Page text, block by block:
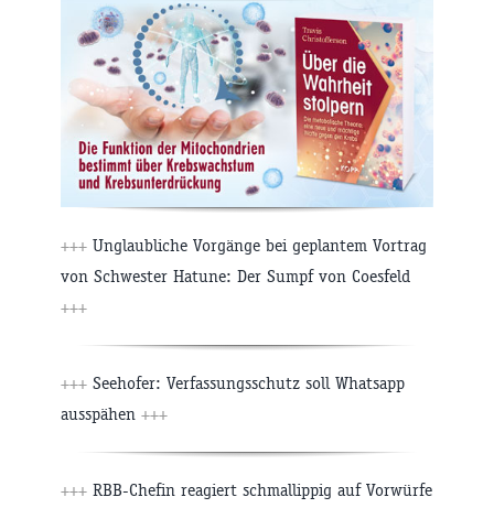
+++ Unglaubliche Vorgänge bei geplantem Vortrag
von Schwester Hatune: Der Sumpf von Coesfeld
+++
+++ Seehofer: Verfassungsschutz soll Whatsapp
ausspähen +++
+++ RBB-Chefin reagiert schmallippig auf Vorwürfe